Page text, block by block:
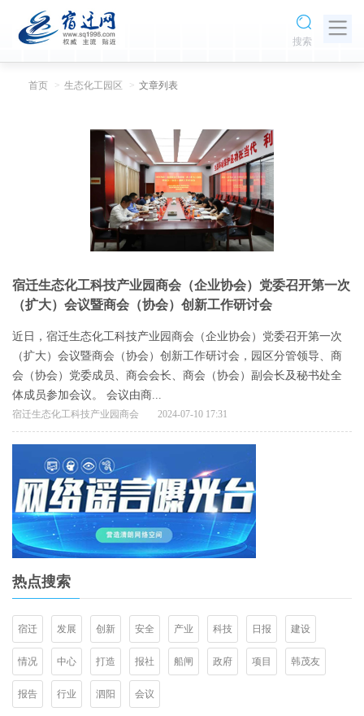
搜索
首页 生态化工园区 文章列表
宿迁生态化工科技产业园商会（企业协会）党委召开第一次
（扩大）会议暨商会（协会）创新工作研讨会
近日，宿迁生态化工科技产业园商会（企业协会）党委召开第一次
（扩大）会议暨商会（协会）创新工作研讨会，园区分管领导、商
会（协会）党委成员、商会会长、商会（协会）副会长及秘书处全
体成员参加会议。 会议由商...
宿迁生态化工科技产业园商会 2024-07-10 17:31
热点搜索
宿迁 发展 创新 安全 产业 科技 日报 建设
情况 中心 打造 报社 船闸 政府 项目 韩茂友
报告 行业 泗阳 会议